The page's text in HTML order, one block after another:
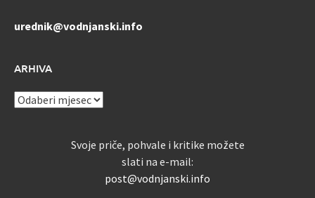
urednik@vodnjanski.info
ARHIVA
ARHIVA
Svoje priče, pohvale i kritike možete
slati na e-mail:
post@vodnjanski.info